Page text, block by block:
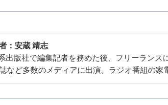
： 安蔵 靖志
出版社で編集記者を務めた後、フリーランス
など多数のメディアに出演。ラジオ番組の家